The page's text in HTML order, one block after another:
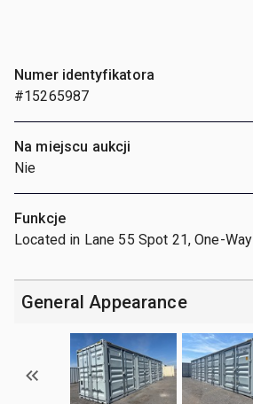
Numer identyfikatora
#15265987
Na miejscu aukcji
Nie
Funkcje
Located in Lane 55 Spot 21, One-Way
General Appearance